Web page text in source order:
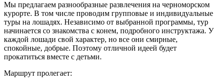
Мы предлагаем разнообразные развлечения на черноморском
курорте. В том числе проводим групповые и индивидуальные
туры на лошадях. Независимо от выбранной программы, тур
начинается со знакомства с конем, подробного инструктажа. У
каждой лошади свой характер, но все они смирные,
спокойные, добрые. Поэтому отличной идеей будет
прокатиться вместе с детьми.
Маршрут пролегает: